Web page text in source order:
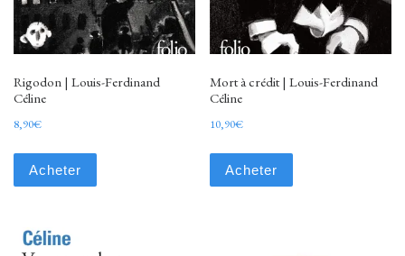
Rigodon | Louis-Ferdinand
Céline
8,90€
Acheter
Mort à crédit | Louis-Ferdinand
Céline
10,90€
Acheter